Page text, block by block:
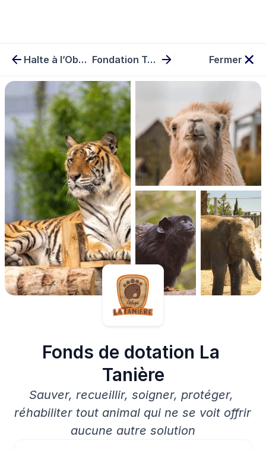
Halte à l’Obsolescence Programmée Fondation Terre Solidaire Fermer
Fonds de dotation La
Tanière
Sauver, recueillir, soigner, protéger,
réhabiliter tout animal qui ne se voit offrir
aucune autre solution